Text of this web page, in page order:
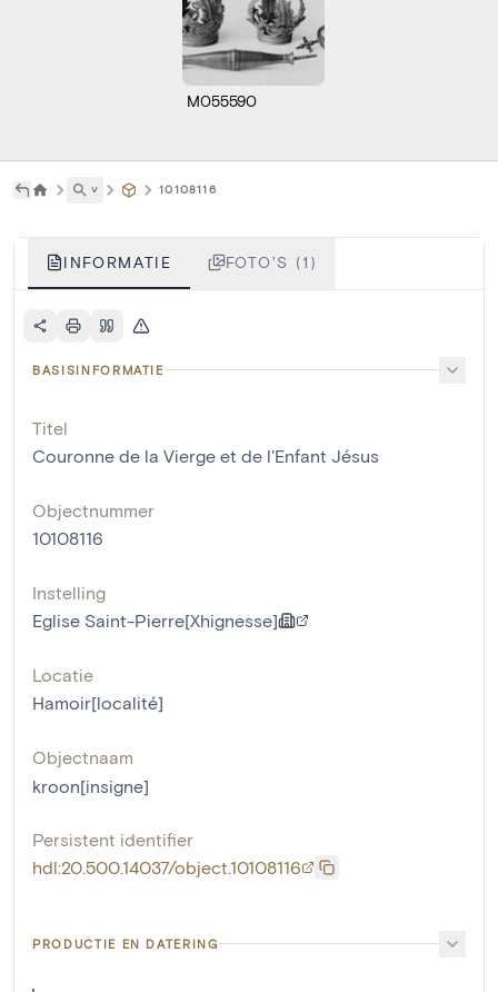
M055590
˅ 10108116
INFORMATIE FOTO'S (1)
BASISINFORMATIE
Titel
Couronne de la Vierge et de l'Enfant Jésus
Objectnummer
10108116
Instelling
Eglise Saint-Pierre[Xhignesse]
Locatie
Hamoir[localité]
Objectnaam
kroon[insigne]
Persistent identifier
hdl:20.500.14037/object.10108116
PRODUCTIE EN DATERING